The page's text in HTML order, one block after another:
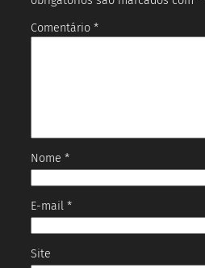
Comentário *
Nome *
E-mail *
Site